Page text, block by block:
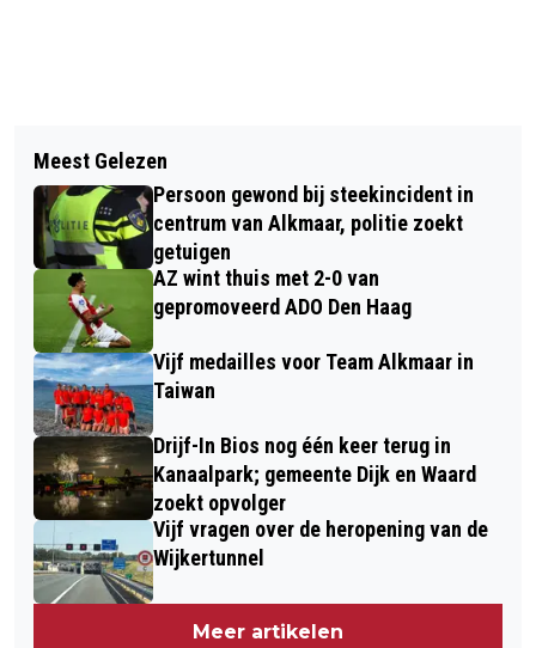
LEERLINGEN KUNSTSCHOOL
SPECIAAL EXPOSEREN IN HORTUS
ALKMAAR
IJSBAAN DE MEENT GEOPEND EN
KLAAR VOOR JUBILEUMSEIZOEN
Meest Gelezen
Persoon gewond bij steekincident in
centrum van Alkmaar, politie zoekt
getuigen
AZ wint thuis met 2-0 van
gepromoveerd ADO Den Haag
Vijf medailles voor Team Alkmaar in
Taiwan
Drijf-In Bios nog één keer terug in
Kanaalpark; gemeente Dijk en Waard
zoekt opvolger
Vijf vragen over de heropening van de
Wijkertunnel
Meer artikelen